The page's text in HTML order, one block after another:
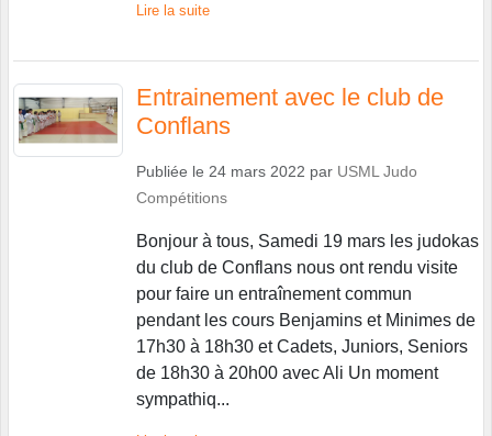
Lire la suite
Entrainement avec le club de
Conflans
Publiée le 24 mars 2022 par USML Judo
Compétitions
Bonjour à tous, Samedi 19 mars les judokas
du club de Conflans nous ont rendu visite
pour faire un entraînement commun
pendant les cours Benjamins et Minimes de
17h30 à 18h30 et Cadets, Juniors, Seniors
de 18h30 à 20h00 avec Ali Un moment
sympathiq...